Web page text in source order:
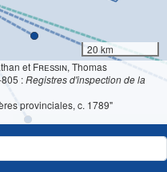
20 km
et Fressin, Thomas
:Registres d'inspection de la
provinciales, c. 1789"